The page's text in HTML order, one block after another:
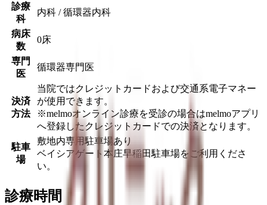
診療
科
内科 / 循環器内科
病床
数
0床
専門
医
循環器専門医
決済
方法
当院ではクレジットカードおよび交通系電子マネー
が使用できます。
※melmoオンライン診療を受診の場合はmelmoアプリ
へ登録したクレジットカードでの決済となります。
駐車
場
敷地内専用駐車場あり
ベイシアゲート本庄早稲田駐車場をご利用くださ
い。
診療時間